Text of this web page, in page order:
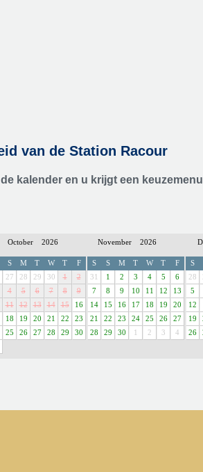
van de Station Racour
kalender en u krijgt een keuzemenu